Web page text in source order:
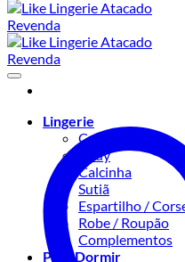
Lingerie
Conjuntos
Body
Calcinha
Sutiã
Espartilho /
Robe / Roupão
Complementos
Para Dormir